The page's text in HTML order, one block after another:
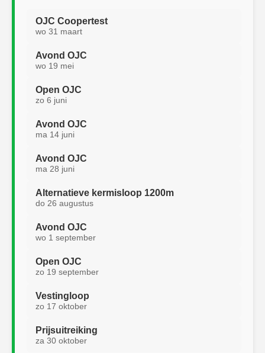
OJC Coopertest
wo 31 maart
Avond OJC
wo 19 mei
Open OJC
zo 6 juni
Avond OJC
ma 14 juni
Avond OJC
ma 28 juni
Alternatieve kermisloop 1200m
do 26 augustus
Avond OJC
wo 1 september
Open OJC
zo 19 september
Vestingloop
zo 17 oktober
Prijsuitreiking
za 30 oktober